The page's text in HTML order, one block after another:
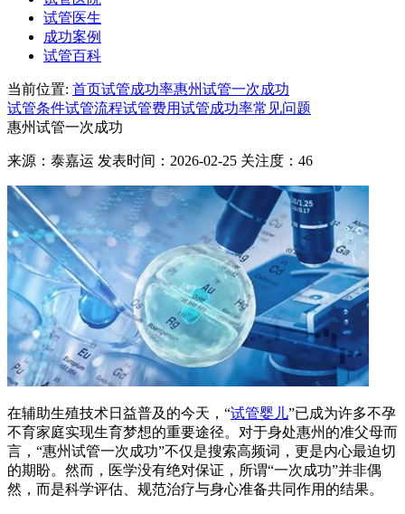
试管医生
成功案例
试管百科
当前位置: 首页试管成功率惠州试管一次成功
试管条件试管流程试管费用试管成功率常见问题
惠州试管一次成功
来源：泰嘉运 发表时间：2026-02-25 关注度：46
在辅助生殖技术日益普及的今天，“试管婴儿”已成为许多不孕
不育家庭实现生育梦想的重要途径。对于身处惠州的准父母而
言，“惠州试管一次成功”不仅是搜索高频词，更是内心最迫切
的期 盼。然而，医学没有绝对保证，所谓“一次成功”并非偶
然，而是科学评估、规范治疗与身心准备共同作用的结果。